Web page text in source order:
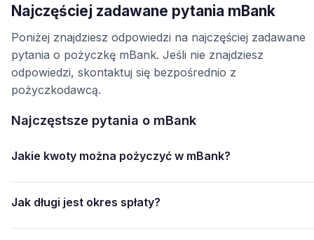
Najczęściej zadawane pytania mBank
Poniżej znajdziesz odpowiedzi na najczęściej zadawane
pytania o pożyczkę mBank. Jeśli nie znajdziesz
odpowiedzi, skontaktuj się bezpośrednio z
pożyczkodawcą.
Najczęstsze pytania o mBank
Jakie kwoty można pożyczyć w mBank?
Jak długi jest okres spłaty?